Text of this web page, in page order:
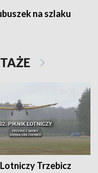
na szlaku
Trzebicz